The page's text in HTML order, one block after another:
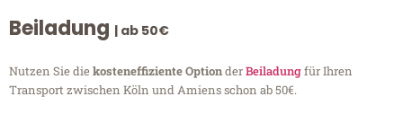
Beiladung | ab 50€
Nutzen Sie diekosteneffiziente OptionderBeiladungfür Ihren
Transport zwischen Köln und Amiens schon ab 50€.